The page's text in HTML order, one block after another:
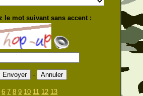
le mot suivant sans accent :
-
6 7 8 9 10 11 12 13